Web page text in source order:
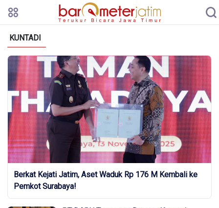
KUNTADI
Berkat Kejati Jatim, Aset Waduk Rp 176 M Kembali ke
Pemkot Surabaya!